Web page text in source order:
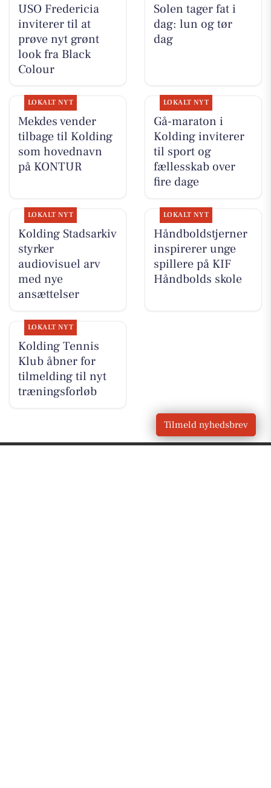
USO Fredericia
inviterer til at
prøve nyt grønt
look fra Black
Colour
Solen tager fat i
dag: lun og tør
dag
LOKALT NYT
Mekdes vender
tilbage til Kolding
som hovednavn
på KONTUR
LOKALT NYT
Gå-maraton i
Kolding inviterer
til sport og
fællesskab over
fire dage
LOKALT NYT
Kolding Stadsarkiv
styrker
audiovisuel arv
med nye
ansættelser
LOKALT NYT
Håndboldstjerner
inspirerer unge
spillere på KIF
Håndbolds skole
LOKALT NYT
Kolding Tennis
Klub åbner for
tilmelding til nyt
træningsforløb
Tilmeld nyhedsbrev